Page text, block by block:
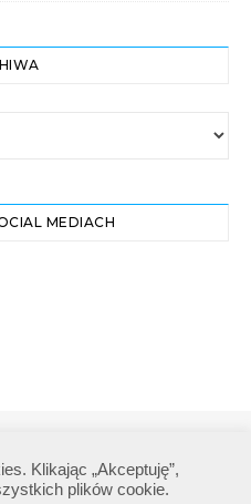
MEDIACH
prywatności
Klikając „Akceptuję”,
plików cookie.